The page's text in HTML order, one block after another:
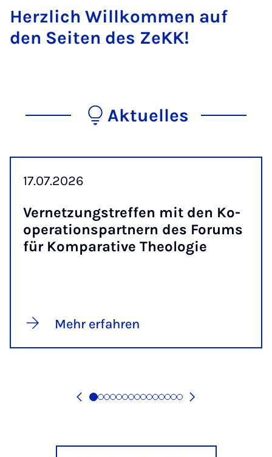
Herzlich Willkommen auf
den Seiten des ZeKK!
Aktuelles
17.07.2026
Ver­net­zungs­tref­fen mit den Ko­
ope­ra­ti­ons­part­nern des Fo­rums
für Kom­pa­ra­ti­ve Theo­lo­gie
Mehr erfahren